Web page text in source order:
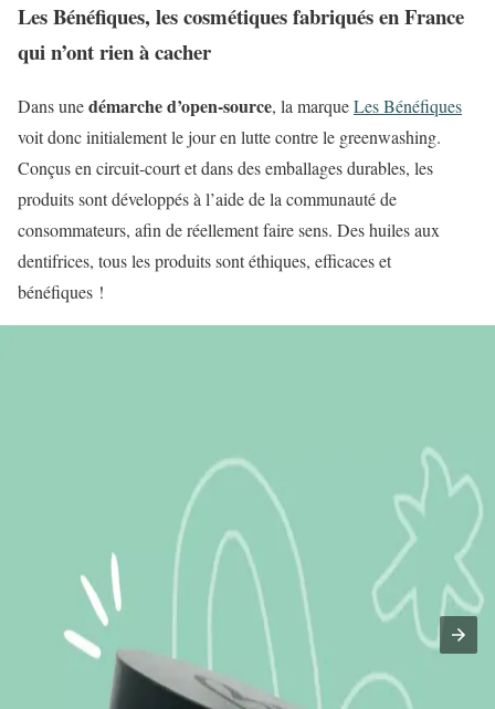
Les Bénéfiques, les cosmétiques fabriqués en France
qui n’ont rien à cacher
Dans unedémarche d’open-source, la marqueLes Bénéfiques
voit donc initialement le jour en lutte contre le greenwashing.
Conçus en circuit-court et dans des emballages durables, les
produits sont développés à l’aide de la communauté de
consommateurs, afin de réellement faire sens. Des huiles aux
dentifrices, tous les produits sont éthiques, efficaces et
bénéfiques !